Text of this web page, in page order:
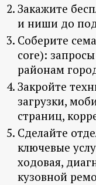
Закажите
и ниши до
Соберите
core):
районам
Закройте
загрузки,
страниц,
Сделайте
ключевые
ходовая,
кузовной